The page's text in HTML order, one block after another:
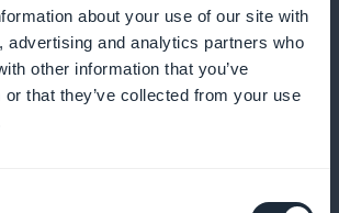
about your use of our site with
advertising and analytics partners who
other information that you’ve
or that they’ve collected from your use